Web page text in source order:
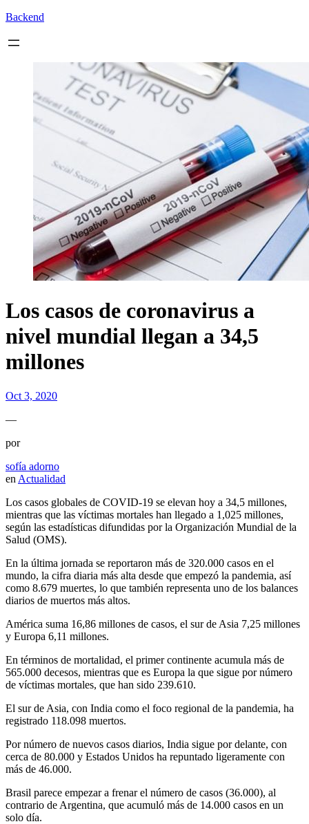
Backend
Los casos de coronavirus a
nivel mundial llegan a 34,5
millones
Oct 3, 2020
—
por
sofía adorno
en Actualidad
Los casos globales de COVID-19 se elevan hoy a 34,5 millones,
mientras que las víctimas mortales han llegado a 1,025 millones,
según las estadísticas difundidas por la Organización Mundial de la
Salud (OMS).
En la última jornada se reportaron más de 320.000 casos en el
mundo, la cifra diaria más alta desde que empezó la pandemia, así
como 8.679 muertes, lo que también representa uno de los balances
diarios de muertos más altos.
América suma 16,86 millones de casos, el sur de Asia 7,25 millones
y Europa 6,11 millones.
En términos de mortalidad, el primer continente acumula más de
565.000 decesos, mientras que es Europa la que sigue por número
de víctimas mortales, que han sido 239.610.
El sur de Asia, con India como el foco regional de la pandemia, ha
registrado 118.098 muertos.
Por número de nuevos casos diarios, India sigue por delante, con
cerca de 80.000 y Estados Unidos ha repuntado ligeramente con
más de 46.000.
Brasil parece empezar a frenar el número de casos (36.000), al
contrario de Argentina, que acumuló más de 14.000 casos en un
solo día.